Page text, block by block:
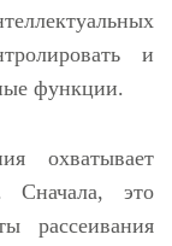
и
функции.
охватывает
Сначала, это
рассеивания